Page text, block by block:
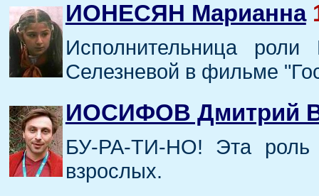
ИОНЕСЯН Марианна
Исполнительница
Селезневой в фильме
ИОСИФОВ Дмитрий
БУ-РА-ТИ-НО! Эта роль
взрослых.